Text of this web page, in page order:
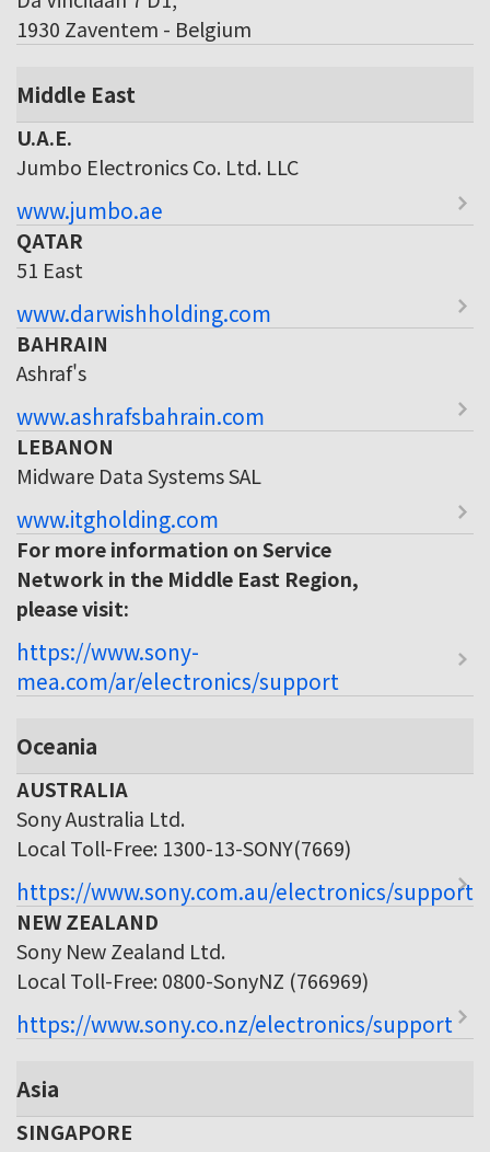
1930 Zaventem - Belgium
Middle East
U.A.E.
Jumbo Electronics Co. Ltd. LLC
www.jumbo.ae
QATAR
51 East
www.darwishholding.com
BAHRAIN
Ashraf's
www.ashrafsbahrain.com
LEBANON
Midware Data Systems SAL
www.itgholding.com
For more information on Service
Network in the Middle East Region,
please visit:
https://www.sony-
mea.com/ar/electronics/support
Oceania
AUSTRALIA
Sony Australia Ltd.
Local Toll-Free: 1300-13-SONY(7669)
https://www.sony.com.au/electronics/support
NEW ZEALAND
Sony New Zealand Ltd.
Local Toll-Free: 0800-SonyNZ (766969)
https://www.sony.co.nz/electronics/support
Asia
SINGAPORE